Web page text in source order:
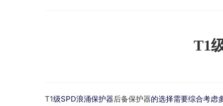
T1
T1级SPD浪涌保护器后备保护器的选择需要综合考虑